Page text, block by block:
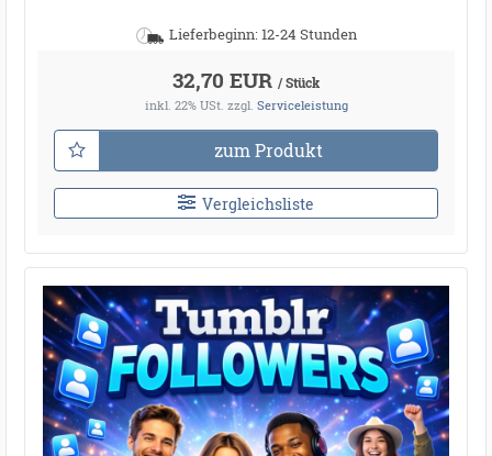
Lieferbeginn: 12-24 Stunden
32,70 EUR / Stück
inkl. 22% USt. zzgl. Serviceleistung
zum Produkt
Vergleichsliste